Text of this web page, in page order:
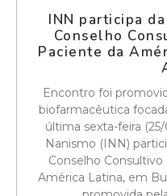
INN participa
Conselho
Paciente da
Encontro foi
biofarmacêutica
última sexta-feira
Nanismo (INN)
Conselho
América Latina, em